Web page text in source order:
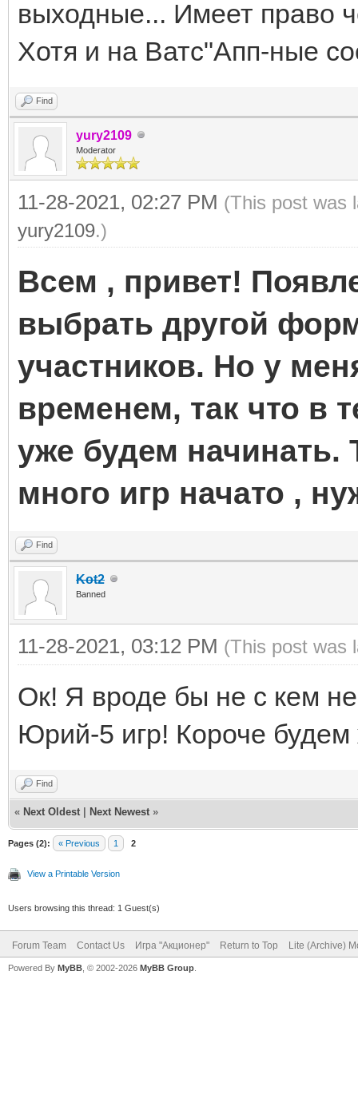
выходные... Имеет право
Хотя и на Ватс"Апп-ные
Find
yury2109
Moderator
11-28-2021, 02:27 PM (This post was
yury2109.)
Всем , привет!
выбрать другой
участников. Но у
временем, так что в
уже будем начинать.
много игр начато ,
Find
Kot2
Banned
11-28-2021, 03:12 PM (This post was
Ок! Я вроде бы не с кем
Юрий-5 игр! Короче будем
Find
« Next Oldest Next Newest »
Pages (2): « Previous 1 2
View a Printable Version
Users browsing this thread: 1 Guest(s)
Forum Team Contact Us Игра "Акционер" Return to Top Lite (Archive)
Powered By MyBB , © 2002-2026 MyBB Group